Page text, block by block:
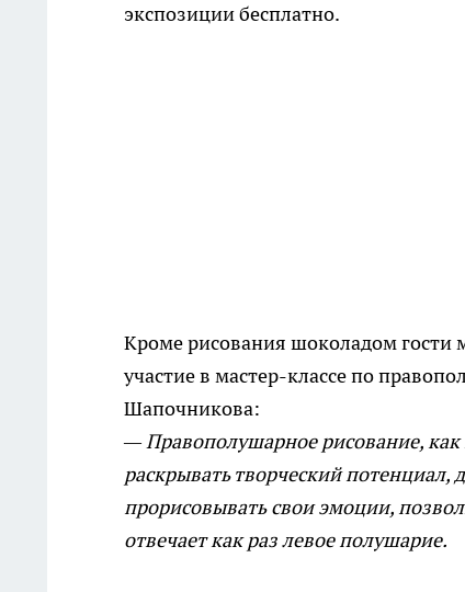
экспозиции бесплатно.
Кроме рисования шоколадом гости
участие в мастер-классе по
Шапочникова:
— Правополушарное рисование,
раскрывать творческий
прорисовывать свои эмоции,
отвечает как раз левое полушарие.